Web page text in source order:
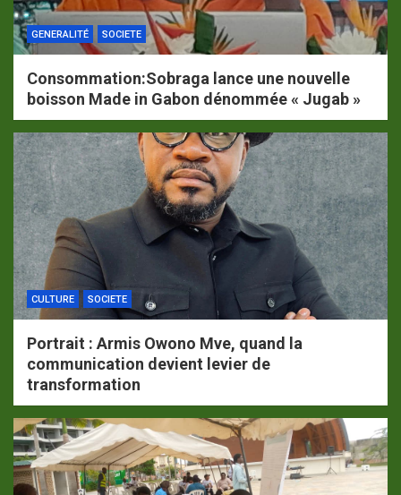
GENERALITÉ SOCIETE
Consommation:Sobraga lance une nouvelle
boisson Made in Gabon dénommée « Jugab »
CULTURE SOCIETE
Portrait : Armis Owono Mve, quand la
communication devient levier de
transformation